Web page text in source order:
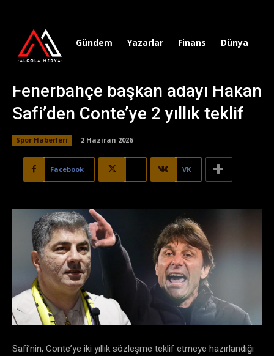
Gündem Yazarlar Finans Dünya
Fenerbahçe başkan adayı Hakan
Safi’den Conte’ye 2 yıllık teklif
Spor Haberleri 2 Haziran 2026
Facebook VK
Safi’nin, Conte’ye iki yıllık sözleşme teklif etmeye hazırlandığı